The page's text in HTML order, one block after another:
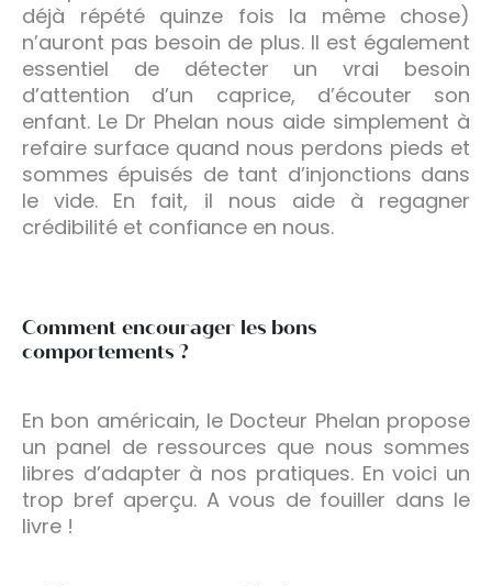
déjà répété quinze fois la même chose)
n’auront pas besoin de plus. Il est également
essentiel de détecter un vrai besoin
d’attention d’un caprice, d’écouter son
enfant. Le Dr Phelan nous aide simplement à
refaire surface quand nous perdons pieds et
sommes épuisés de tant d’injonctions dans
le vide. En fait, il nous aide à regagner
crédibilité et confiance en nous.
Comment encourager les bons
comportements ?
En bon américain, le Docteur Phelan propose
un panel de ressources que nous sommes
libres d’adapter à nos pratiques. En voici un
trop bref aperçu. A vous de fouiller dans le
livre !